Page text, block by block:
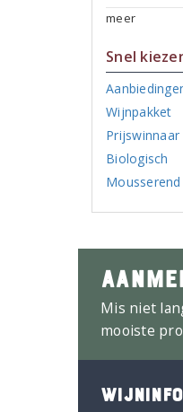
meer
Snel
Wijnpakket
Prijswinnaar
Biologisch
Mousserend
Mis niet
mooiste